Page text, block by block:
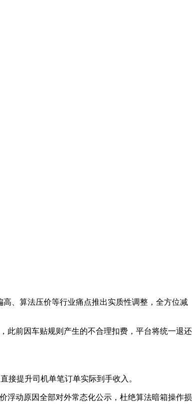
、算法压价等行业痛点推出实质性调整，全方位减
此前因车贴规则产生的不合理扣费，平台将统一退还
接提升司机单笔订单实际到手收入。
浮动原因全部对外常态化公示，杜绝算法暗箱操作损